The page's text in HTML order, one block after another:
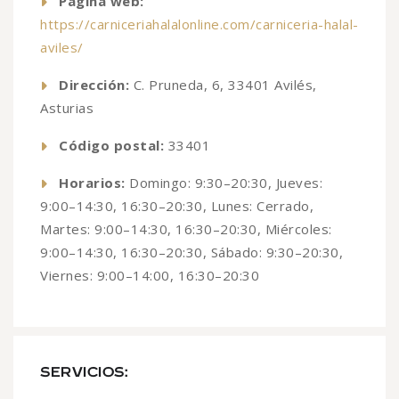
https://carniceriahalalonline.com/carniceria-halal-
aviles/
Dirección: C. Pruneda, 6, 33401 Avilés,
Asturias
Código postal: 33401
Horarios: Domingo: 9:30–20:30, Jueves:
9:00–14:30, 16:30–20:30, Lunes: Cerrado,
Martes: 9:00–14:30, 16:30–20:30, Miércoles:
9:00–14:30, 16:30–20:30, Sábado: 9:30–20:30,
Viernes: 9:00–14:00, 16:30–20:30
SERVICIOS: